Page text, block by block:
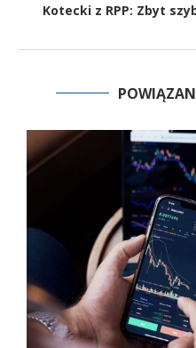
Kotecki z RPP: Zbyt